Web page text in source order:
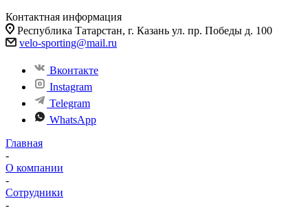
Контактная информация
Республика Татарстан, г. Казань ул. пр. Победы д. 100
velo-sporting@mail.ru
Вконтакте
Instagram
Telegram
WhatsApp
Главная
-
О компании
-
Сотрудники
-